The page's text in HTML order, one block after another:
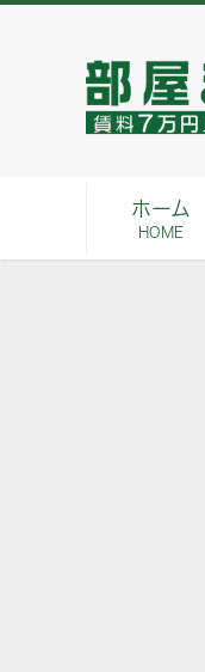
ホーム
HOME